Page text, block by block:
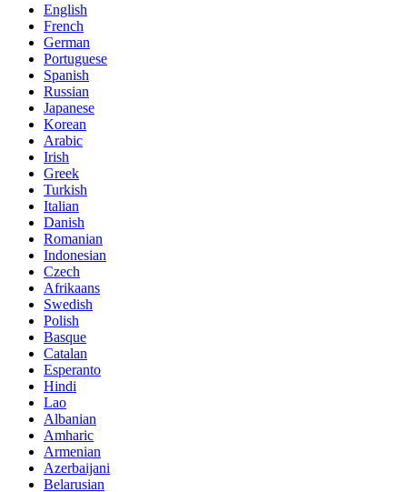
English
French
German
Portuguese
Spanish
Russian
Japanese
Korean
Arabic
Irish
Greek
Turkish
Italian
Danish
Romanian
Indonesian
Czech
Afrikaans
Swedish
Polish
Basque
Catalan
Esperanto
Hindi
Lao
Albanian
Amharic
Armenian
Azerbaijani
Belarusian